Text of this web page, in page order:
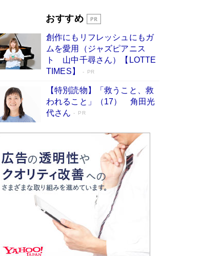
「『火垂るの墓』は、大嘘である」原作者が抱き
続けた“自責の念”とは…「自己憐憫は描きたくな
い」監督が徹底的にこだわったこと（後編） #
戦争の記憶
Book Bang
おすすめ
創作にもリフレッシュにもガ
ムを愛用（ジャズピアニス
ト 山中千尋さん）【LOTTE
TIMES】
PR
【特別読物】「救うこと、救
われること」（17） 角田光
代さん
PR